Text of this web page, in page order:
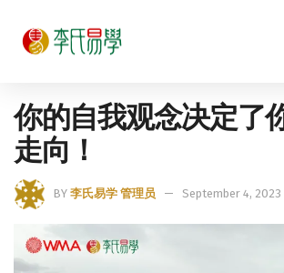
你的自我观念决定了
走向！
BY 李氏易学 管理员 September 4, 2023